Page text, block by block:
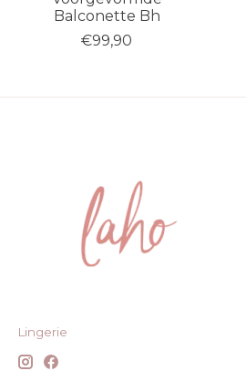
Balconette Bh
€99,90
Lingerie